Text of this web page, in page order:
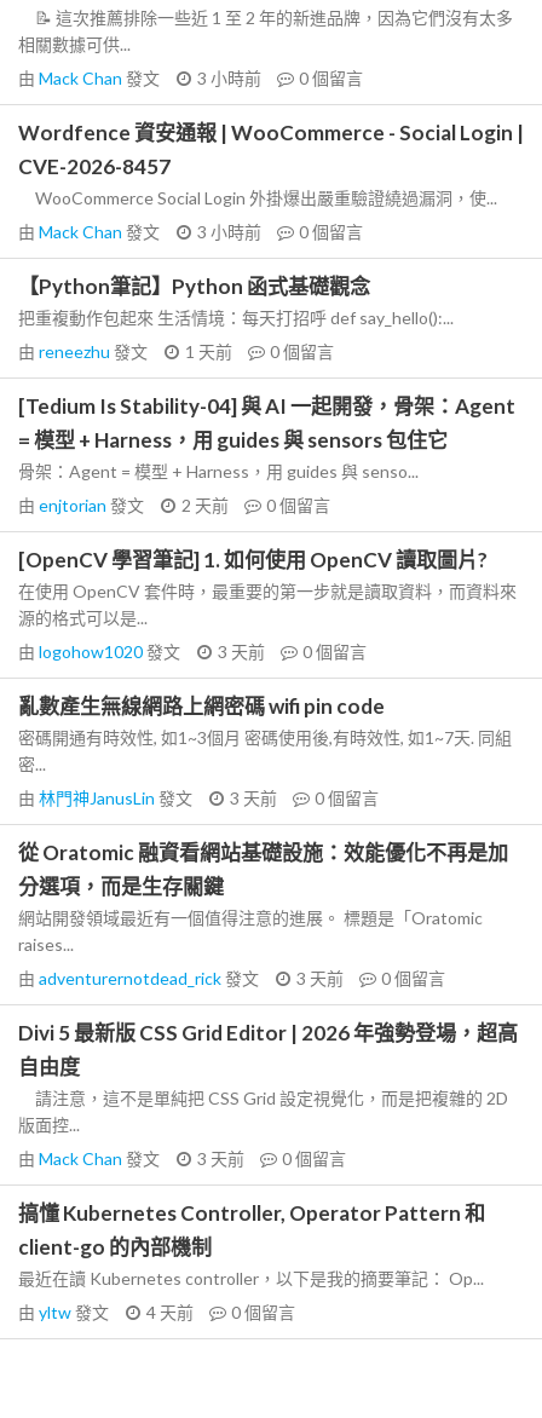
📝 這次推薦排除一些近 1 至 2 年的新進品牌，因為它們沒有太多
相關數據可供...
由 Mack Chan 發文 3 小時前 0個留言
Wordfence 資安通報 | WooCommerce - Social Login |
CVE-2026-8457
WooCommerce Social Login 外掛爆出嚴重驗證繞過漏洞，使...
由 Mack Chan 發文 3 小時前 0個留言
【Python筆記】Python 函式基礎觀念
把重複動作包起來 生活情境：每天打招呼 def say_hello():...
由 reneezhu 發文 1 天前 0個留言
[Tedium Is Stability-04] 與 AI 一起開發，骨架：Agent
= 模型 + Harness，用 guides 與 sensors 包住它
骨架：Agent = 模型 + Harness，用 guides 與 senso...
由 enjtorian 發文 2 天前 0個留言
[OpenCV 學習筆記] 1. 如何使用 OpenCV 讀取圖片?
在使用 OpenCV 套件時，最重要的第一步就是讀取資料，而資料來
源的格式可以是...
由 logohow1020發文 3 天前 0個留言
亂數產生無線網路上網密碼 wifi pin code
密碼開通有時效性, 如1~3個月 密碼使用後,有時效性, 如1~7天. 同組
密...
由 林門神JanusLin 發文 3 天前 0個留言
從 Oratomic 融資看網站基礎設施：效能優化不再是加
分選項，而是生存關鍵
網站開發領域最近有一個值得注意的進展。 標題是「Oratomic
raises...
由 adventurernotdead_rick發文 3 天前 0個留言
Divi 5 最新版 CSS Grid Editor | 2026 年強勢登場，超高
自由度
請注意，這不是單純把 CSS Grid 設定視覺化，而是把複雜的 2D
版面控...
由 Mack Chan 發文 3 天前 0個留言
搞懂 Kubernetes Controller, Operator Pattern 和
client-go 的內部機制
最近在讀 Kubernetes controller，以下是我的摘要筆記： Op...
由 yltw發文 4 天前 0個留言